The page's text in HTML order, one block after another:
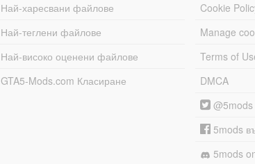
Най-харесвани файлове
Най-теглени файлове
Най-високо оценени файлове
GTA5-Mods.com Класиране
Cookie
Manage
Terms of
DMCA
5mods
5mods